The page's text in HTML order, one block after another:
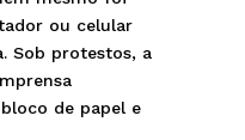
ou celular
Sob protestos, a
de papel e